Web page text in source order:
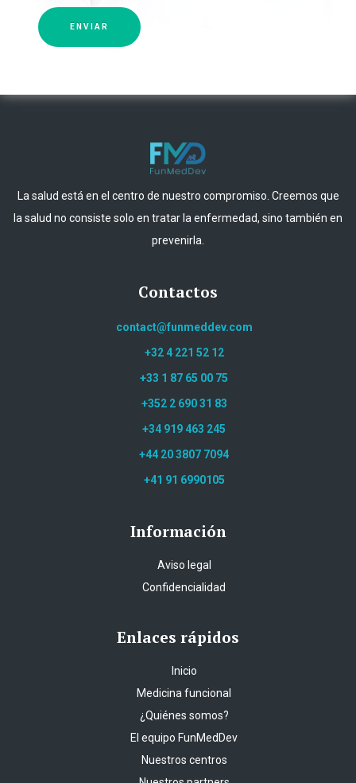
ENVIAR
La salud está en el centro de nuestro compromiso. Creemos que
la salud no consiste solo en tratar la enfermedad, sino también en
prevenirla.
Contactos
contact@funmeddev.com
+32 4 221 52 12
+33 1 87 65 00 75
+352 2 690 31 83
+34 919 463 245
+44 20 3807 7094
+41 91 6990105
Información
Aviso legal
Confidencialidad
Enlaces rápidos
Inicio
Medicina funcional
¿Quiénes somos?
El equipo FunMedDev
Nuestros centros